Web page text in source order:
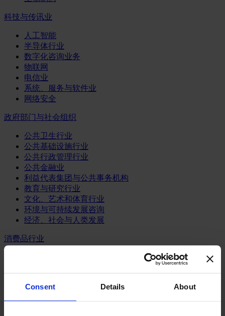
Consent Details About
科技与传讯业
人工智能
半导体行业
数字化咨询业务
物联网
电信业
系统、服务与软件业
网络安全
政府部门与社会组织
公共卫生行业
公共基础设施行业
公共行政管理行业
公共金融业
利益代表集团与公共事务机构
教育与研究行业
文化、艺术和体育行业
环境与可持续发展咨询
经济、社会与人类发展
消费品行业
零售、服装与奢侈品
餐饮、旅游与酒店业